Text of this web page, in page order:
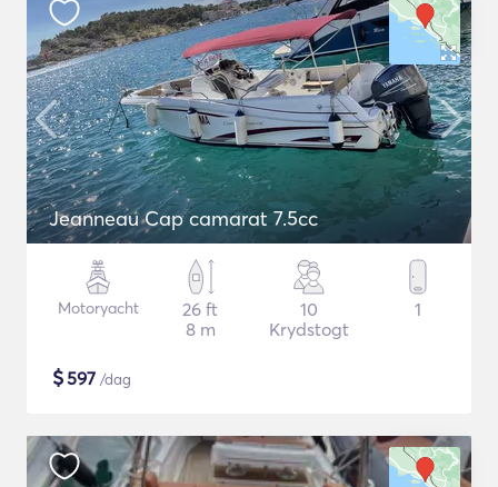
Jeanneau Cap camarat 7.5cc
Motoryacht
26 ft
8 m
10
Krydstogt
1
$597 /dag